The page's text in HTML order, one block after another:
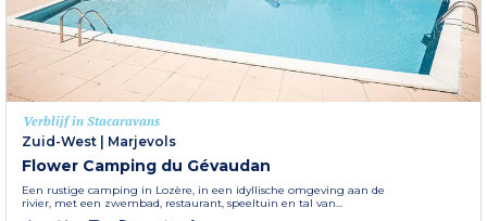
Verblijf in Stacaravans
Zuid-West
Marjevols
Flower Camping du Gévaudan
Een rustige camping in Lozère, in een idyllische omgeving aan de
rivier, met een zwembad, restaurant, speeltuin en tal van...